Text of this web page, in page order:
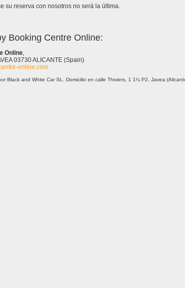
su reserva con nosotros no será la última.
Booking Centre Online:
Online,
03730 ALICANTE (Spain)
online.com
Black and White Car SL. Domicilio en calle Thiviers, 1 1¼ P2, Javea